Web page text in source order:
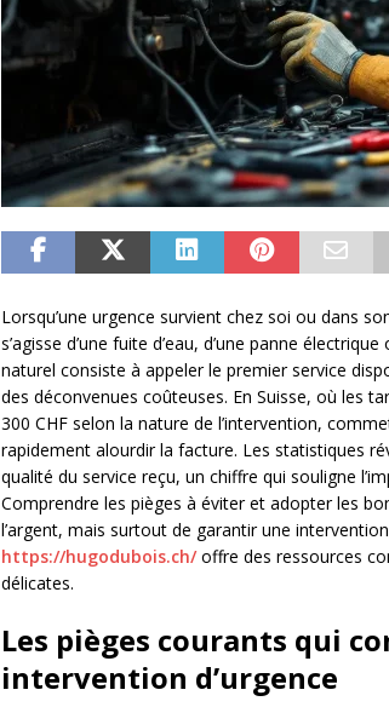
Lorsqu’une urgence survient chez soi ou dans
s’agisse d’une fuite d’eau, d’une panne
naturel consiste à appeler le premier service
des déconvenues coûteuses. En Suisse, où les
300 CHF selon la nature de l’intervention,
rapidement alourdir la facture. Les statistiques
qualité du service reçu, un chiffre qui souligne
Comprendre les pièges à éviter et adopter les
l’argent, mais surtout de garantir une
https://hugodubois.ch/offre des ressources
délicates.
Les pièges courants qui
intervention d’urgence